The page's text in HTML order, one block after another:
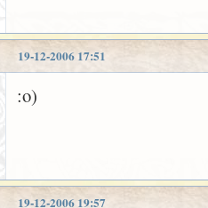
19-12-2006 17:51
:o)
19-12-2006 19:57